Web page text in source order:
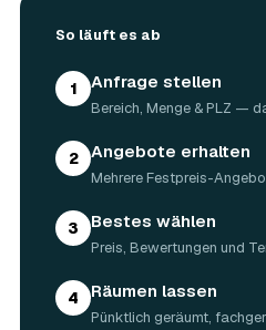
Angebote und entscheiden in
So läuft es ab
1 Anfrage stellen
Bereich, Menge & PLZ —
2 Angebote erhalten
Mehrere Festpreis-
3 Bestes wählen
Preis, Bewertungen und
4 Räumen lassen
Pünktlich geräumt,